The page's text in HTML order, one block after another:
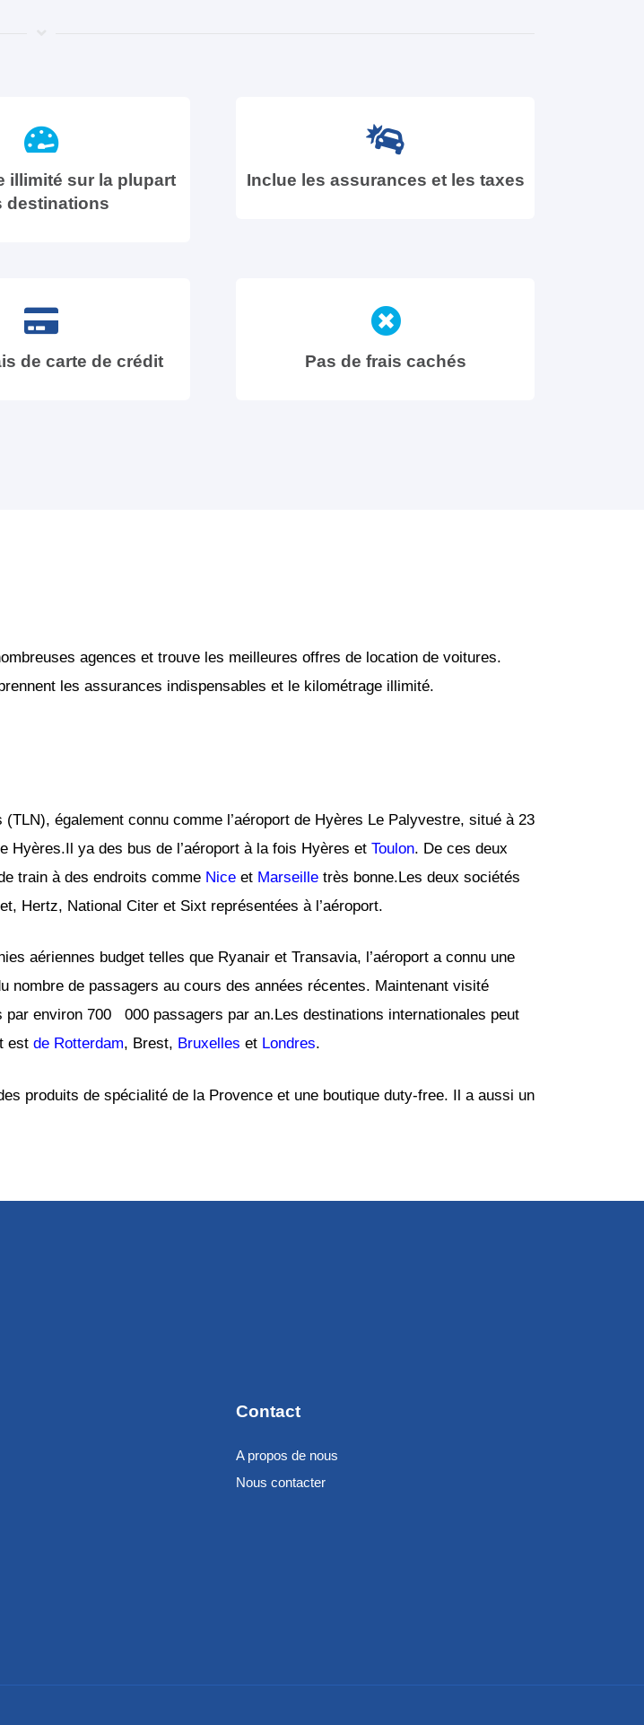
illimité sur la plupart
destinations
Inclue les assurances et les taxes
de carte de crédit Pas de frais cachés
agences et trouve les meilleures offres de location de voitures.
les assurances indispensables et le kilométrage illimité.
(TLN), également connu comme l’aéroport de Hyères Le Palyvestre, situé à 23
Hyères.Il ya des bus de l’aéroport à la fois Hyères et Toulon. De ces deux
train à des endroits comme Nice et Marseille très bonne.Les deux sociétés
Hertz, National Citer et Sixt représentées à l’aéroport.
aériennes budget telles que Ryanair et Transavia, l’aéroport a connu une
nombre de passagers au cours des années récentes. Maintenant visité
par environ 700 000 passagers par an.Les destinations internationales peut
est de Rotterdam, Brest, Bruxelles et Londres.
produits de spécialité de la Provence et une boutique duty-free. Il a aussi un
Contact
A propos de nous
Nous contacter